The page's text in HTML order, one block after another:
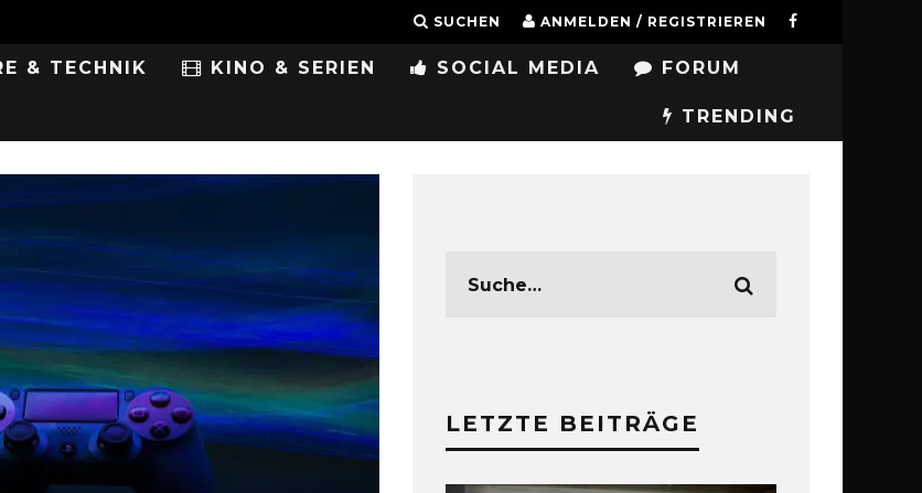
SUCHEN ANMELDEN / REGISTRIEREN
& TECHNIK KINO & SERIEN SOCIAL MEDIA FORUM
TRENDING
LETZTE BEITRÄGE